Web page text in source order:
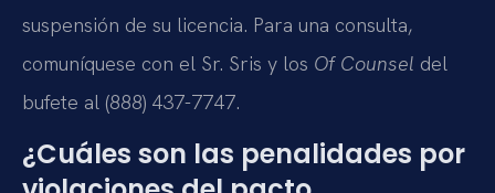
suspensión de su licencia. Para una consulta,
comuníquese con el Sr. Sris y los Of Counsel del
bufete al (888) 437-7747.
¿Cuáles son las penalidades por